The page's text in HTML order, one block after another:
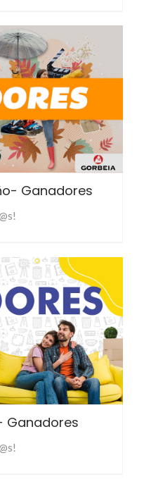
Ganadores
Ganadores